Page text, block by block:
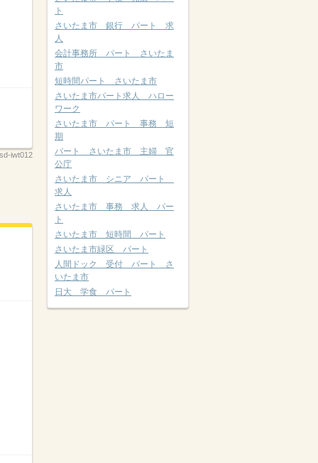
iwt012
ト
さいたま市 銀行 パート 求
人
会計事務所 パート さいたま
市
短時間パート さいたま市
さいたま市パート求人 ハロー
ワーク
さいたま市 パート 事務 短
期
パート さいたま市 主婦 官
公庁
さいたま市 シニア パート
求人
さいたま市 事務 求人 パー
ト
さいたま市 短時間 パート
さいたま市緑区 パート
人間ドック 受付 パート さ
いたま市
日大 学食 パート